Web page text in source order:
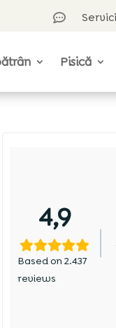

Pisică
4,9
Based on 2.437
reviews